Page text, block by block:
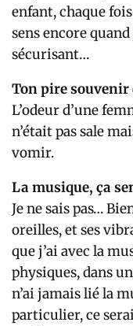
enfant, chaque
sens encore
sécurisant…
Ton pire
L’odeur d’une
n’était pas sale
vomir.
La musique, ça
Je ne sais pas…
oreilles, et ses
que j’ai avec la
physiques, dans
n’ai jamais lié la
particulier, ce